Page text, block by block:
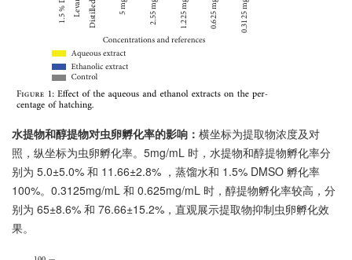
水提物和醇提物对虫卵孵化率的影响： 横坐标为提取物浓度及对
照，纵坐标为虫卵孵化率。5mg/mL 时，水提物和醇提物孵化率分
别为 5.0±5.0% 和 11.66±2.8% ，蒸馏水和 1.5% DMSO 孵化率
100%。0.3125mg/mL 和 0.625mg/mL 时，醇提物孵化率较高，分
别为 65±8.6% 和 76.66±15.2%，直观展示提取物抑制虫卵孵化效
果。